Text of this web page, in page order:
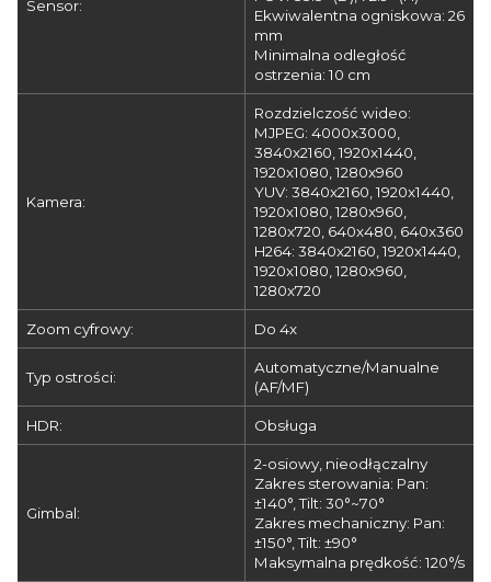
Sensor:
Ekwiwalentna ogniskowa: 26
mm
Minimalna odległość
ostrzenia: 10 cm
Kamera:
Rozdzielczość wideo:
MJPEG: 4000x3000,
3840x2160, 1920x1440,
1920x1080, 1280x960
YUV: 3840x2160, 1920x1440,
1920x1080, 1280x960,
1280x720, 640x480, 640x360
H264: 3840x2160, 1920x1440,
1920x1080, 1280x960,
1280x720
Zoom cyfrowy: Do 4x
Typ ostrości:
Automatyczne/Manualne
(AF/MF)
HDR: Obsługa
Gimbal:
2-osiowy, nieodłączalny
Zakres sterowania: Pan:
±140°, Tilt: 30°~70°
Zakres mechaniczny: Pan:
±150°, Tilt: ±90°
Maksymalna prędkość: 120°/s